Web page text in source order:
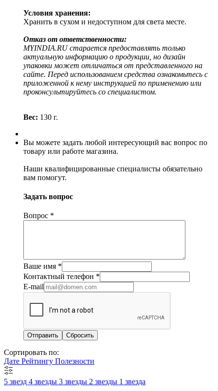
Условия хранения:
Хранить в сухом и недоступном для света месте.
Отказ от ответственности:
MYINDIA.RU старается предоставлять только
актуальную информацию о продукции, но дизайн
упаковки может отличаться от представленного на
сайте. Перед использованием средства ознакомьтесь с
приложенной к нему инструкцией по применению или
проконсультируйтесь со специалистом.
Вес: 130 г.
Вы можете задать любой интересующий вас вопрос по
товару или работе магазина.
Наши квалифицированные специалисты обязательно
вам помогут.
Задать вопрос
Вопрос *
Ваше имя *
Контактный телефон *
E-mail
Сбросить
Сортировать по:
Дате Рейтингу Полезности
5 звезд 4 звезды 3 звезды 2 звезды 1 звезда